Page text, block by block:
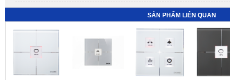
SẢN PHẨM LIÊN QUAN